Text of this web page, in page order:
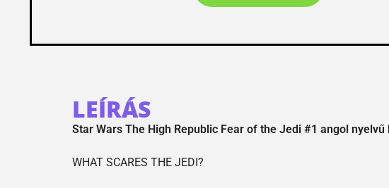
LEÍRÁS
Star Wars The High Republic Fear of the Jedi #1 angol nyelvű
WHAT SCARES THE JEDI?